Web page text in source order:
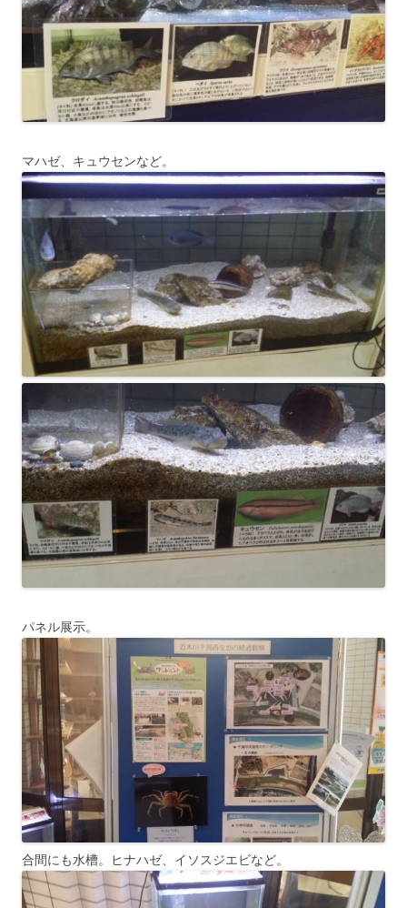
マハゼ、キュウセンなど。
パネル展示。
合間にも水槽。ヒナハゼ、イソスジエビなど。